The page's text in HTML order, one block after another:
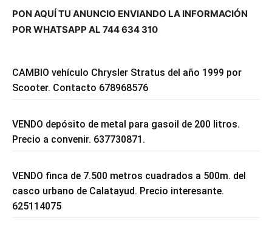
PON AQUÍ TU ANUNCIO ENVIANDO LA INFORMACIÓN
POR WHATSAPP AL 744 634 310
CAMBIO vehículo Chrysler Stratus del año 1999 por
Scooter. Contacto 678968576
VENDO depósito de metal para gasoil de 200 litros.
Precio a convenir. 637730871.
VENDO finca de 7.500 metros cuadrados a 500m. del
casco urbano de Calatayud. Precio interesante.
625114075